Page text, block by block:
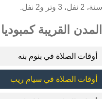
سنة، 2 نفل، 3 وتر و2 نفل.
المدن القريبة كمبوديا
أوقات الصلاة في بنوم بنه
أوقات الصلاة في سيام ريب